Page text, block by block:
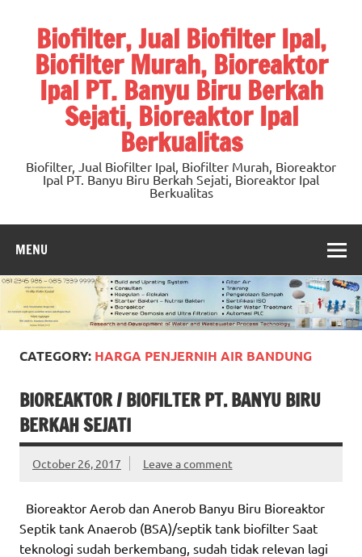
contentBiofilter, Jual Biofilter Ipal,
Biofilter Murah, Bioreaktor
Ipal PT. Banyu Biru Berkah
Sejati, Bioreaktor Ipal
Berkualitas
Biofilter, Jual Biofilter Ipal, Biofilter Murah, Bioreaktor
Ipal PT. Banyu Biru Berkah Sejati, Bioreaktor Ipal
Berkualitas
MENU
CATEGORY: HARGA PENJERNIH AIR BANDUNG
BIOREAKTOR / BIOFILTER PT. BANYU BIRU
BERKAH SEJATI
October 26, 2017 Leave a comment
Bioreaktor Aerob dan Anerob Banyu Biru Bioreaktor
Septik tank Anaerob (BSA)/septik tank biofilter Saat
teknologi sudah berkembang, sudah tidak relevan lagi